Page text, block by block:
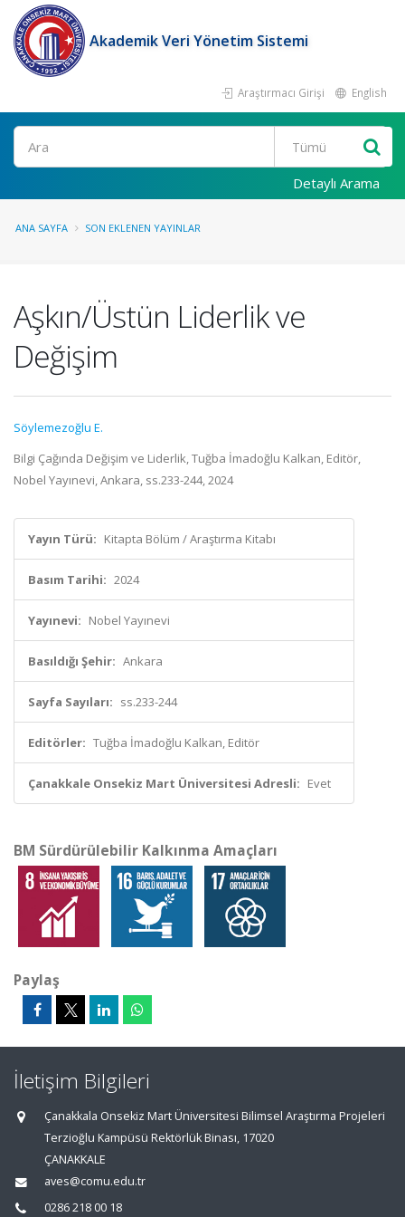
Akademik Veri Yönetim Sistemi
Araştırmacı Girişi English
Ara
Detaylı Arama
ANA SAYFA SON EKLENEN YAYINLAR
Aşkın/Üstün Liderlik ve
Değişim
Söylemezoğlu E.
Bilgi Çağında Değişim ve Liderlik, Tuğba İmadoğlu Kalkan, Editör,
Nobel Yayınevi, Ankara, ss.233-244, 2024
Yayın Türü: Kitapta Bölüm / Araştırma Kitabı
Basım Tarihi: 2024
Yayınevi: Nobel Yayınevi
Basıldığı Şehir: Ankara
Sayfa Sayıları: ss.233-244
Editörler: Tuğba İmadoğlu Kalkan, Editör
Çanakkale Onsekiz Mart Üniversitesi Adresli: Evet
BM Sürdürülebilir Kalkınma Amaçları
Paylaş
İletişim Bilgileri
Çanakkala Onsekiz Mart Üniversitesi Bilimsel Araştırma Projeleri
Terzioğlu Kampüsü Rektörlük Binası, 17020
ÇANAKKALE
aves@comu.edu.tr
0286 218 00 18